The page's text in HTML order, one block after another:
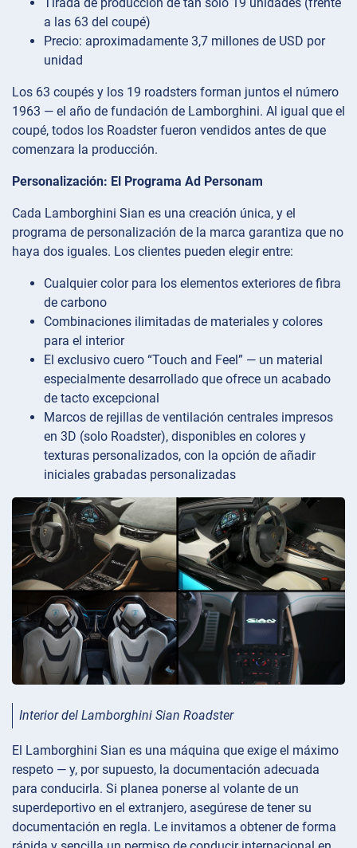
a las 63 del coupé)
Precio: aproximadamente 3,7 millones de USD por
unidad
Los 63 coupés y los 19 roadsters forman juntos el número
1963 — el año de fundación de Lamborghini. Al igual que el
coupé, todos los Roadster fueron vendidos antes de que
comenzara la producción.
Personalización: El Programa Ad Personam
Cada Lamborghini Sian es una creación única, y el
programa de personalización de la marca garantiza que no
haya dos iguales. Los clientes pueden elegir entre:
Cualquier color para los elementos exteriores de fibra
de carbono
Combinaciones ilimitadas de materiales y colores
para el interior
El exclusivo cuero “Touch and Feel” — un material
especialmente desarrollado que ofrece un acabado
de tacto excepcional
Marcos de rejillas de ventilación centrales impresos
en 3D (solo Roadster), disponibles en colores y
texturas personalizados, con la opción de añadir
iniciales grabadas personalizadas
Interior del Lamborghini Sian Roadster
El Lamborghini Sian es una máquina que exige el máximo
respeto — y, por supuesto, la documentación adecuada
para conducirla. Si planea ponerse al volante de un
superdeportivo en el extranjero, asegúrese de tener su
documentación en regla. Le invitamos a obtener de forma